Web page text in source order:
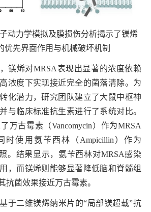
动力学模拟及膜损伤分析揭示了镁烯
优先界面作用与机械破坏机制
镁烯对MRSA表现出显著的浓度依赖
浓度下实现接近完全的菌落清除。为
化潜力，研究团队建立了大鼠中枢神
与临床标准抗生素进行了系统对比。
万古霉素（Vancomycin）作为MRSA
时使用氨苄西林（ Ampicillin ）作为
。结果显示，氨苄西林对MRSA感染
，而镁烯则能够显著降低脑和脊髓组
抗菌效果接近万古霉素。
于二维镁烯纳米片的“局部镁超载”抗